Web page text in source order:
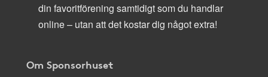
din favoritförening samtidigt som du handlar
online – utan att det kostar dig något extra!
Om Sponsorhuset